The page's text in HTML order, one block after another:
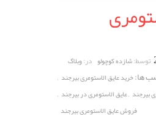
توسط:شازده کوچولو در:وبلاگ
ها:خرید عایق الاستومری بیرجند ,
بیرجند ,عایق الاستومری در بیرجند ,
فروش عایق الاستومری بیرجند